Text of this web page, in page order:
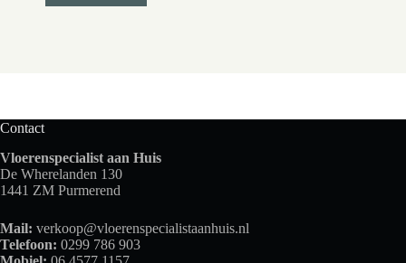
Contact
Vloerenspecialist aan Huis
De Wherelanden 130
1441 ZM Purmerend
Mail: verkoop@vloerenspecialistaanhuis.nl
Telefoon: 0299 786 903